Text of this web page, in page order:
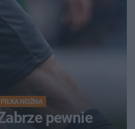
PIŁKA NOŻNA
pewnie